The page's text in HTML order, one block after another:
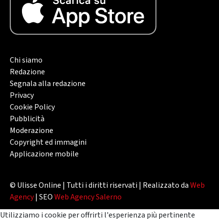
Chi siamo
Redazione
Segnala alla redazione
Privacy
Cookie Policy
Pubblicità
Moderazione
Copyright ed immagini
Applicazione mobile
© Ulisse Online | Tutti i diritti riservati | Realizzato daWeb
Agency| SEOWeb Agency Salerno
Utilizziamo i cookie per offrirti l'esperienza più pertinente